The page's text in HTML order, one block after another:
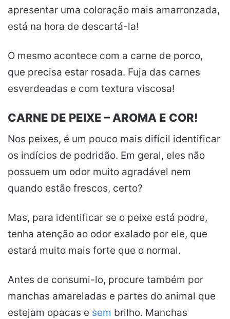
apresentar uma coloração mais amarronzada,
está na hora de descartá-la!
O mesmo acontece com a carne de porco,
que precisa estar rosada. Fuja das carnes
esverdeadas e com textura viscosa!
CARNE DE PEIXE – AROMA E COR!
Nos peixes, é um pouco mais difícil identificar
os indícios de podridão. Em geral, eles não
possuem um odor muito agradável nem
quando estão frescos, certo?
Mas, para identificar se o peixe está podre,
tenha atenção ao odor exalado por ele, que
estará muito mais forte que o normal.
Antes de consumi-lo, procure também por
manchas amareladas e partes do animal que
estejam opacas e sem brilho. Manchas